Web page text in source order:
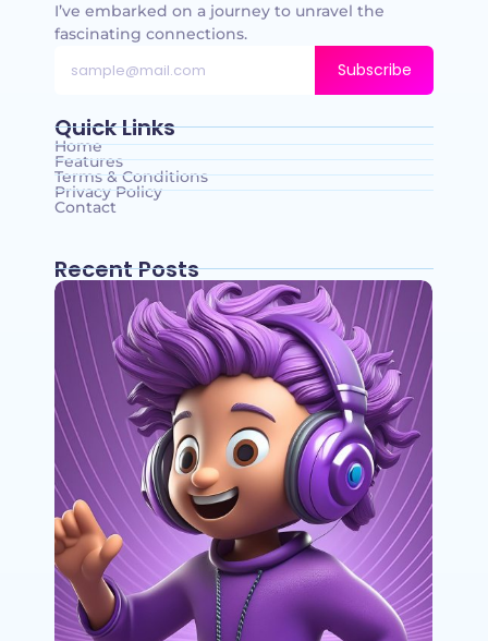
I’ve embarked on a journey to unravel the
fascinating connections.
Subscribe
Quick Links
Home
Features
Terms & Conditions
Privacy Policy
Contact
Recent Posts